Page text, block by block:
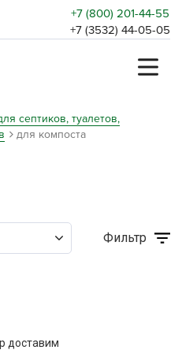
+7 (800) 201-44-55
+7 (3532) 44-05-05
септиков, туалетов,
для компоста
Фильтр
доставим